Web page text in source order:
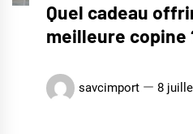
Quel cadeau
meilleure copine
savcimport 8